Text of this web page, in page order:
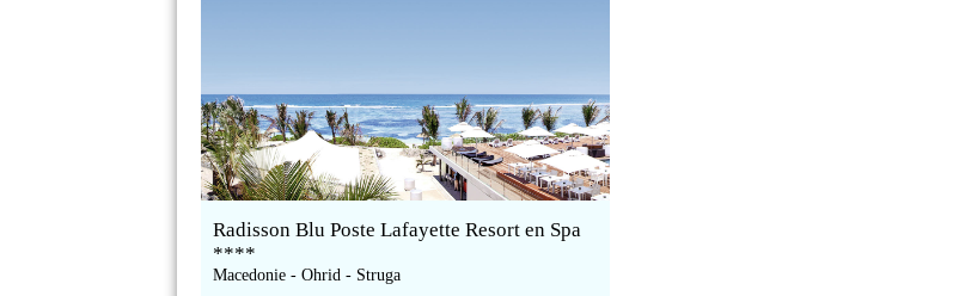
Radisson Blu Poste Lafayette Resort en Spa
****
Macedonie - Ohrid - Struga